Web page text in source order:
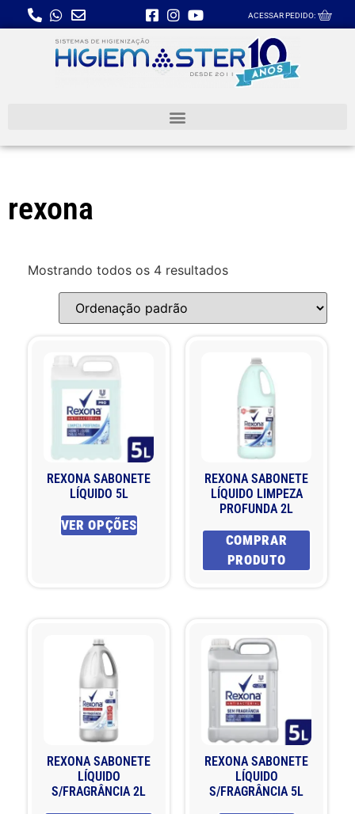
ACESSAR PEDIDO:
rexona
Mostrando todos os 4 resultados
REXONA SABONETE
LÍQUIDO 5L
VER OPÇÕES
REXONA SABONETE
LÍQUIDO LIMPEZA
PROFUNDA 2L
COMPRAR
PRODUTO
REXONA SABONETE
LÍQUIDO
S/FRAGRÂNCIA 2L
REXONA SABONETE
LÍQUIDO
S/FRAGRÂNCIA 5L